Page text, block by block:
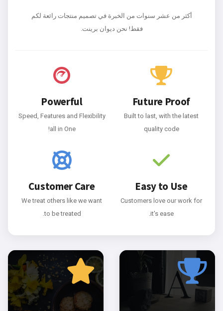
أكثر من عشر سنوات من الخبرة في تصميم منتجات رائعة لكم
فقط! نحن ديوان برينت.
Future Proof
Built to last, with the latest
quality code
Powerful
Speed, Features and Flexibility
all in One!
Easy to Use
Customers love our work for
it's ease.
Customer Care
We treat others like we want
to be treated.